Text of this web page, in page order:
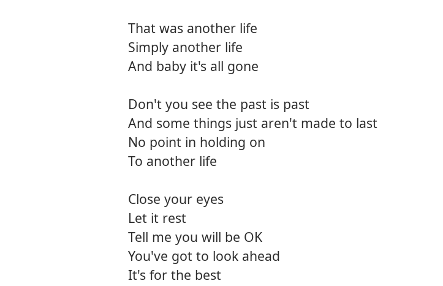
That was another life
Simply another life
And baby it's all gone
Don't you see the past is past
And some things just aren't made to last
No point in holding on
To another life
Close your eyes
Let it rest
Tell me you will be OK
You've got to look ahead
It's for the best